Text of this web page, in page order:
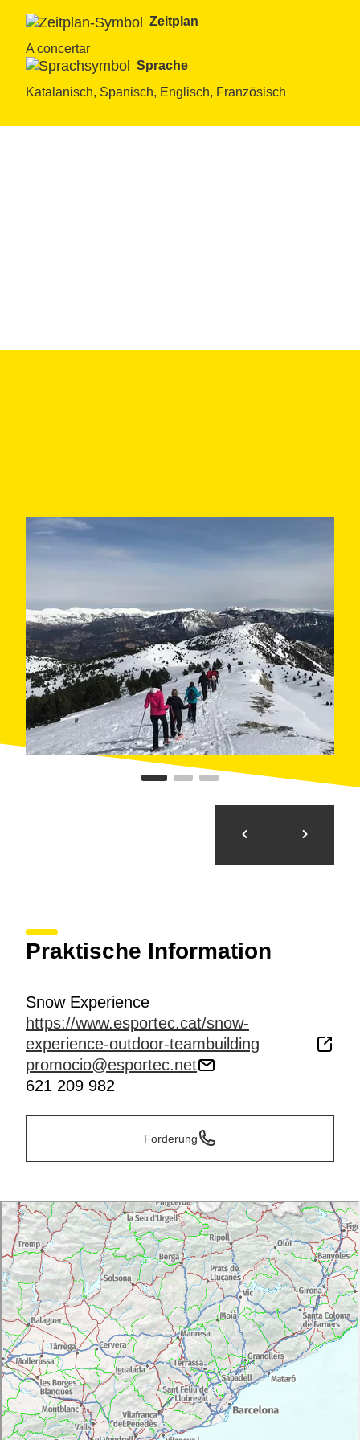
Zeitplan
A concertar
Sprache
Katalanisch, Spanisch, Englisch, Französisch
Praktische Information
Snow Experience
https://www.esportec.cat/snow-
experience-outdoor-teambuilding
promocio@esportec.net
621 209 982
Forderung